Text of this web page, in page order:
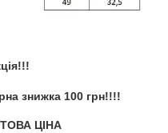
знижка 100 грн!!!!
ЦІНА